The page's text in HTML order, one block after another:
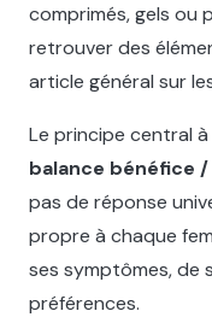
comprimés, gels ou
retrouver des
article général sur
Le principe central
balance bénéfice
pas de réponse
propre à chaque
ses symptômes, de
préférences.